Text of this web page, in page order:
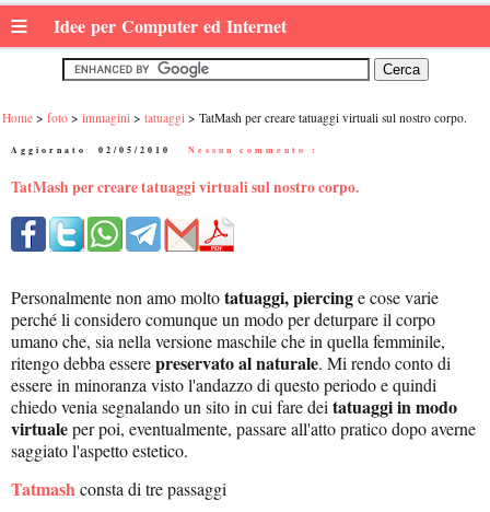
≡ Idee per Computer ed Internet
Home foto immagini tatuaggi TatMash per creare tatuaggi virtuali sul nostro corpo.
Aggiornato: 02/05/2010 Nessun commento :
TatMash per creare tatuaggi virtuali sul nostro corpo.
Personalmente non amo moltotatuaggi, piercinge cose varie
perché li considero comunque un modo per deturpare il corpo
umano che, sia nella versione maschile che in quella femminile,
ritengo debba esserepreservato al naturale. Mi rendo conto di
essere in minoranza visto l'andazzo di questo periodo e quindi
chiedo venia segnalando un sito in cui fare deitatuaggi in modo
virtualeper poi, eventualmente, passare all'atto pratico dopo averne
saggiato l'aspetto estetico.
Tatmashconsta di tre passaggi